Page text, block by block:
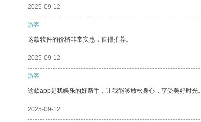
2025-09-12
游客
这款软件的价格非常实惠，值得推荐。
2025-09-12
游客
这款app是我娱乐的好帮手，让我能够放松身心，享受美好时光。
2025-09-12